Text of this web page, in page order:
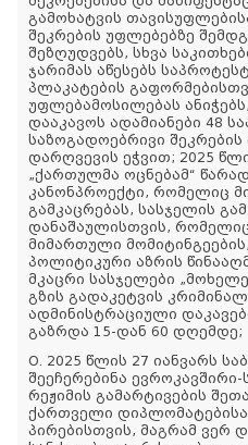
გამოხატვის
შეკრების უფლებებზე
შეზღუდვებს, სხვა
ჯარიმას აწესებს
პლაკატების
უფლებამოსილებას
დააკავოს ადამიანები 48
საზოგადოებრივი შეკრების
დარღვევის ეჭვით; 2025
„ქართულმა ოცნებამ“
კანონპროექტი, რომელიც
გამკაცრებას, სასჯელის
დანაშაულისთვის,
მიმართული
პოლიტიკური აზრის
მკაცრი სასჯელები
გზის გადაკეტვის
ადმინისტრაციული
გაზრდა 15-დან 60 დღემდე;
O. 2025 წლის 27 იანვარს
შეეჩერებინა
რეჟიმის გამარტივების
ქართველი
პირებისთვის, მაგრამ ვერ